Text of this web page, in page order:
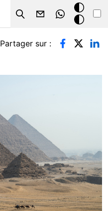
Search
Mode
sombre
Partager sur :